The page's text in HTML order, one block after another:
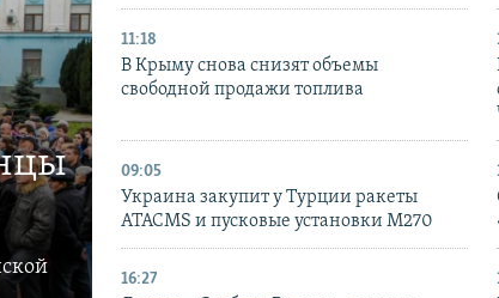
11:18
В Крыму снова снизят объемы
свободной продажи топлива
09:05
Украина закупит у Турции ракеты
ATACMS и пусковые установки M270
16:27